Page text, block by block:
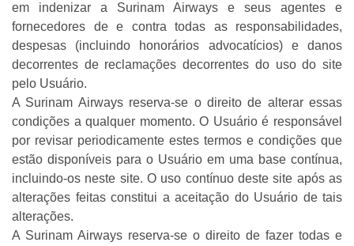
em indenizar a Surinam Airways e seus agentes e
fornecedores de e contra todas as responsabilidades,
despesas (incluindo honorários advocatícios) e danos
decorrentes de reclamações decorrentes do uso do site
pelo Usuário.
A Surinam Airways reserva-se o direito de alterar essas
condições a qualquer momento. O Usuário é responsável
por revisar periodicamente estes termos e condições que
estão disponíveis para o Usuário em uma base contínua,
incluindo-os neste site. O uso contínuo deste site após as
alterações feitas constitui a aceitação do Usuário de tais
alterações.
A Surinam Airways reserva-se o direito de fazer todas e